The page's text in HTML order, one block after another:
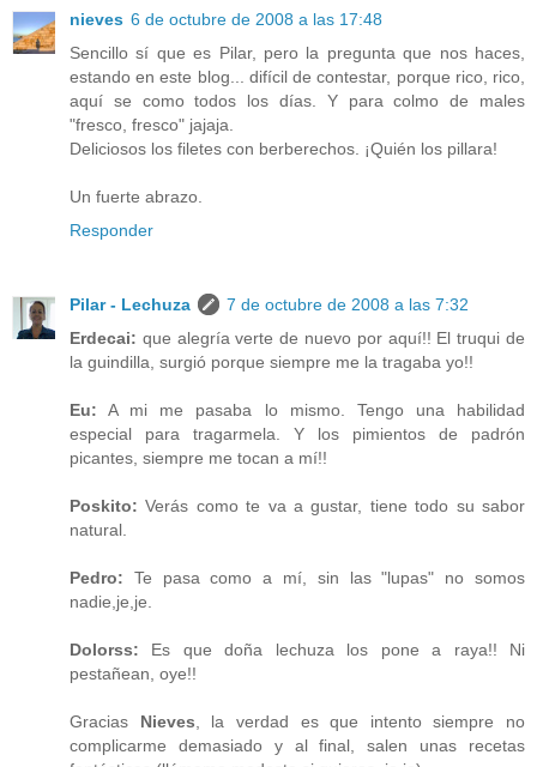
nieves 6 de octubre de 2008 a las 17:48
Sencillo sí que es Pilar, pero la pregunta que nos haces,
estando en este blog... difícil de contestar, porque rico, rico,
aquí se como todos los días. Y para colmo de males
"fresco, fresco" jajaja.
Deliciosos los filetes con berberechos. ¡Quién los pillara!
Un fuerte abrazo.
Responder
Pilar - Lechuza
7 de octubre de 2008 a las 7:32
Erdecai: que alegría verte de nuevo por aquí!! El truqui de
la guindilla, surgió porque siempre me la tragaba yo!!
Eu: A mi me pasaba lo mismo. Tengo una habilidad
especial para tragarmela. Y los pimientos de padrón
picantes, siempre me tocan a mí!!
Poskito: Verás como te va a gustar, tiene todo su sabor
natural.
Pedro: Te pasa como a mí, sin las "lupas" no somos
nadie,je,je.
Dolorss: Es que doña lechuza los pone a raya!! Ni
pestañean, oye!!
Gracias Nieves, la verdad es que intento siempre no
complicarme demasiado y al final, salen unas recetas